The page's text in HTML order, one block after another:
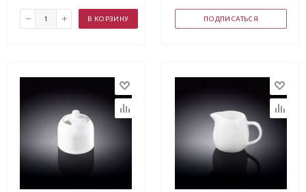
В КОРЗИНУ ПОДПИСАТЬСЯ